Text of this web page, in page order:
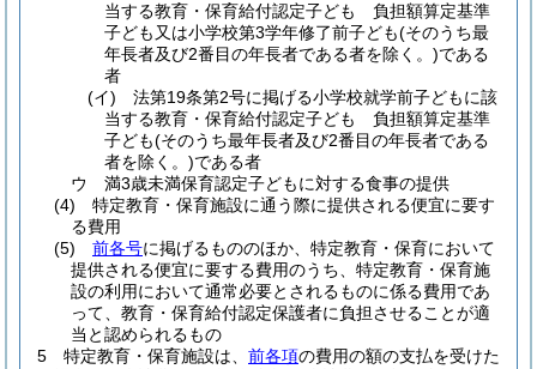
当する教育・保育給付認定子ども 負担額算定基準
子ども又は小学校第3学年修了前子ども(そのうち最
年長者及び2番目の年長者である者を除く。)である
者
(イ)
法第19条第2号に掲げる小学校就学前子どもに該
当する教育・保育給付認定子ども 負担額算定基準
子ども(そのうち最年長者及び2番目の年長者である
者を除く。)である者
ウ
満3歳未満保育認定子どもに対する食事の提供
(4)
特定教育・保育施設に通う際に提供される便宜に要す
る費用
(5)
前各号に掲げるもののほか、特定教育・保育において
提供される便宜に要する費用のうち、特定教育・保育施
設の利用において通常必要とされるものに係る費用であ
って、教育・保育給付認定保護者に負担させることが適
当と認められるもの
5
特定教育・保育施設は、 前各項の費用の額の支払を受けた